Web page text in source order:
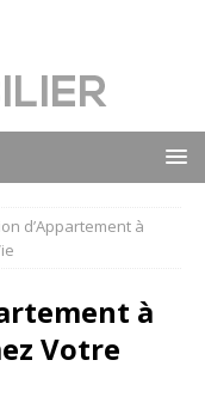
d’Appartement à
à
Votre